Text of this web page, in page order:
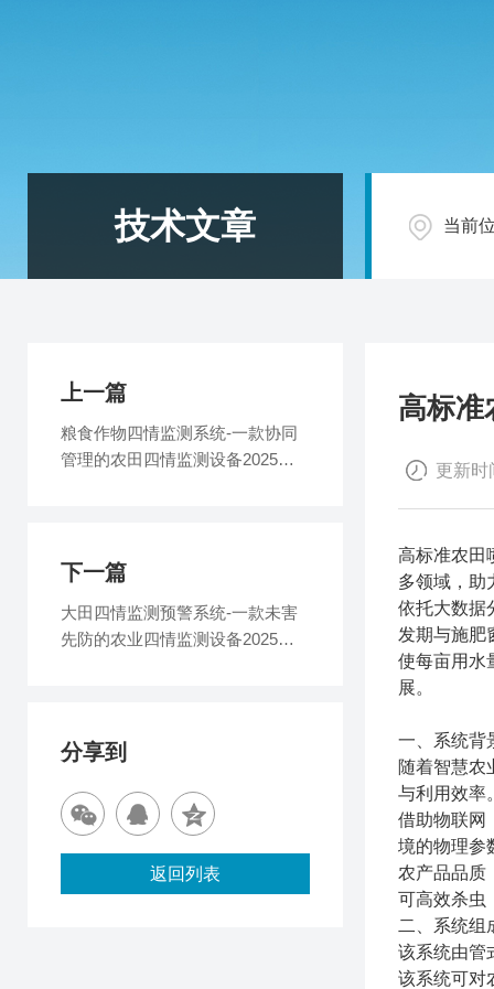
技术文章 当前
高标准
更新时
高标准农田
多领域，助
依托大数据
发期与施肥
使每亩用水
展。
一、系统背
随着智慧农
与利用效率
借助物联网
境的物理参
农产品品质
可高效杀虫
二、系统组
该系统由管
该系统可对
上一篇
粮食作物四情监测系统-一款协同
管理的农田四情监测设备2025全
下一篇
大田四情监测预警系统-一款未害
先防的农业四情监测设备2025全
分享到
返回列表